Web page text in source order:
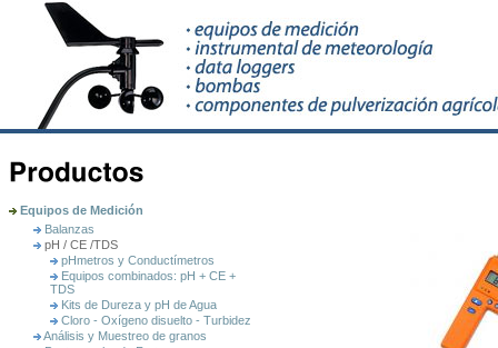
Equipos de Medición
Balanzas
pH / CE /TDS
pHmetros y Conductí­metros
Equipos combinados: pH + CE +
TDS
Kits de Dureza y pH de Agua
Cloro - Oxígeno disuelto - Turbidez
Análisis y Muestreo de granos